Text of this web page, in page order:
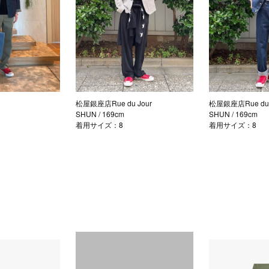
松屋銀座店Rue du Jour
SHUN / 169cm
着用サイズ：8
松屋銀座店Rue
SHUN/ 169cm
着用サイズ：8